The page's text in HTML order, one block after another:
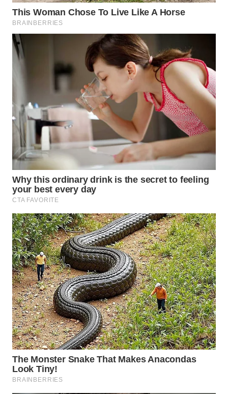
NEWS
WAHANA
WAHANA
INFRASTRUKTUR
WAHANA
KONSUMEN
WAHANA
WAHANA
TRAVEL
WAHANA
TV
WAHANANEWS
ID
WAHANANEWS
CO ID
WAHANANEWS